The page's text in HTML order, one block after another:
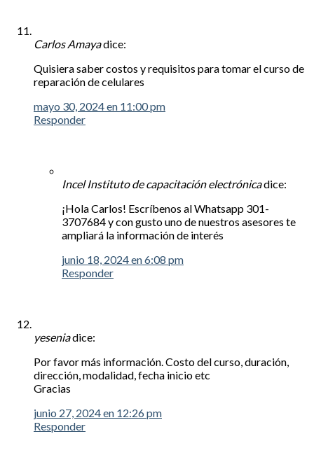
Carlos Amayadice:
Quisiera saber costos y requisitos para tomar el curso de
reparación de celulares
mayo 30, 2024 en 11:00 pm
Responder
Incel Instituto de capacitación electrónicadice:
¡Hola Carlos! Escríbenos al Whatsapp 301-
3707684 y con gusto uno de nuestros asesores te
ampliará la información de interés
junio 18, 2024 en 6:08 pm
Responder
yeseniadice:
Por favor más información. Costo del curso, duración,
dirección, modalidad, fecha inicio etc
Gracias
junio 27, 2024 en 12:26 pm
Responder